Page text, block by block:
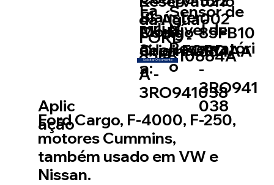
Aplic
ação
Ford Cargo, F-4000, F-250,
motores Cummins,
também usado em VW e
Nissan.
da Água -
FORD -
85FB10884A
A -
3RO941038
002
85FB10
884AA
-
3RO941
038
Código
Original
:
Mont
ador
a:
FORD
Sensor de
Nível de
Reservatóri
o
Fa
míli
a:
Blauster:
Solicitar Orçamento